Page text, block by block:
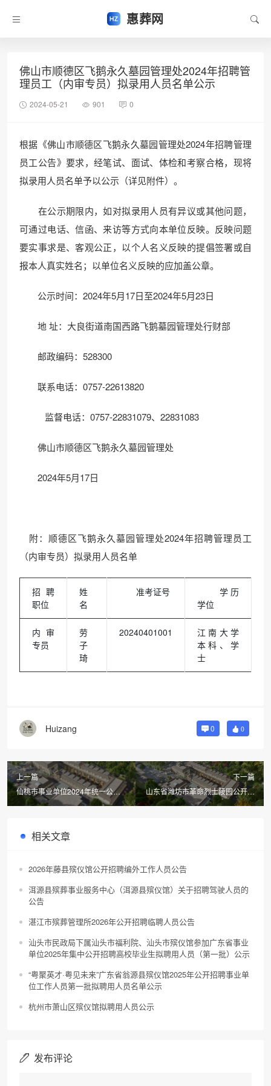
惠葬网
佛山市顺德区飞鹅永久墓园管理处2024年招聘管
理员工（内审专员）拟录用人员名单公示
2024-05-21 901 0
根据《佛山市顺德区飞鹅永久墓园管理处2024年招聘管理
员工公告》要求，经笔试、面试、体检和考察合格，现将
拟录用人员名单予以公示（详见附件）。
在公示期限内，如对拟录用人员有异议或其他问题，
可通过电话、信函、来访等方式向本单位反映。反映问题
要实事求是、客观公正，以个人名义反映的提倡签署或自
报本人真实姓名；以单位名义反映的应加盖公章。
公示时间：2024年5月17日至2024年5月23日
地 址：大良街道南国西路飞鹅墓园管理处行财部
邮政编码：528300
联系电话：0757-22613820
监督电话：0757-22831079、22831083
佛山市顺德区飞鹅永久墓园管理处
2024年5月17日
附：顺德区飞鹅永久墓园管理处2024年招聘管理员工
（内审专员）拟录用人员名单
招聘
职位
姓
名
准考证号
学历
学位
内审
专员
劳
子
琦
20240401001
江南大学
本科、学
士
Huizang 0 0
上一篇
仙桃市事业单位2024年统一公开
招聘工作人员面试公告（第一批）
下一篇
山东省潍坊市革命烈士陵园公开招
聘工作人员体检公告
相关文章
2026年藤县殡仪馆公开招聘编外工作人员公告
洱源县殡葬事业服务中心（洱源县殡仪馆）关于招聘驾驶人员的
公告
湛江市殡葬管理所2026年公开招聘临聘人员公告
汕头市民政局下属汕头市福利院、汕头市殡仪馆参加广东省事业
单位2025年集中公开招聘高校毕业生拟聘用人员（第一批）公示
“粤聚英才·粤见未来”广东省翁源县殡仪馆2025年公开招聘事业单
位工作人员第一批拟聘用人员名单公示
杭州市萧山区殡仪馆拟聘用人员公示
发布评论